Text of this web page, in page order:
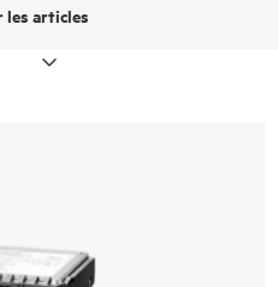
les articles